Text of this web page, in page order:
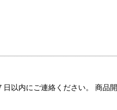
以内にご連絡ください。 商品